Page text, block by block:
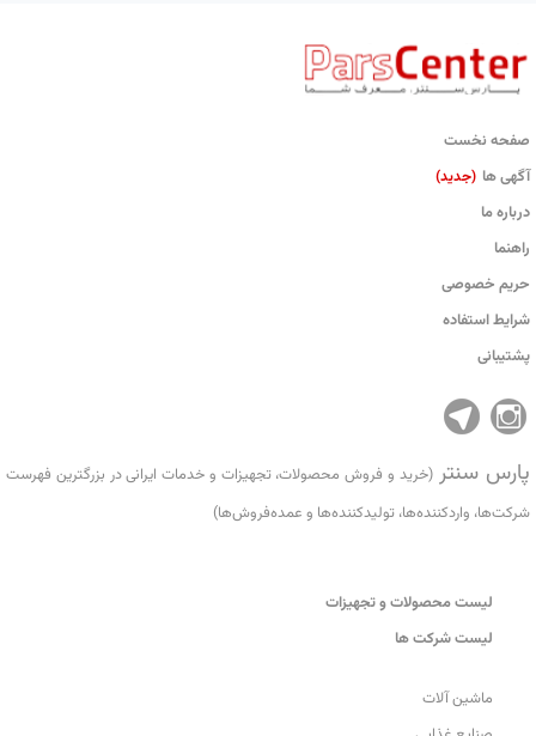
صفحه نخست
آگهی ها (جدید)
درباره ما
راهنما
حریم خصوصی
شرایط استفاده
پشتیبانی
پارس سنتر(خرید و فروش محصولات، تجهیزات و خدمات ایرانی در بزرگترین فهرست
شرکت‌ها، واردکننده‌ها، تولید‌کننده‌ها و عمده‌فروش‌ها)
لیست محصولات و تجهیزات
لیست شرکت ها
ماشین آلات